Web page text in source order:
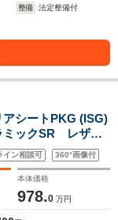
整備
法定整備付
シートPKG (ISG)
ミックSR レザー
イン相談可 360°画像付
本体価格
978.0 万円